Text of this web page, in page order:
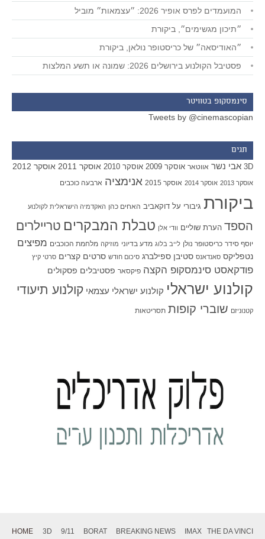
המועמדים לפרס אופיר 2026: ״עצמאות״ מוביל
״תיכון מגשימים״, ביקורת
״האודיסאה״ של כריסטופר נולאן, ביקורת
פסטיבל הקולנוע בירושלים 2026: שמונה או תשע המלצות
סינמסקופ בטוויטר
Tweets by @cinemascopian
תגים
3D אבי נשר אווטאר אוסקר 2009 אוסקר 2010 אוסקר 2011 אוסקר 2012
אוסקר 2013 אוסקר 2014 אוסקר 2015 אנימציה ארבעה כוכבים
ביקורת גיבורי על דוקאביב האחים כהן האקדמיה הישראלית לקולנוע
הספד הערת שוליים וודי אלן טבלת המבקרים טריילרים
יוסף סידר כריסטופר נולן לייב בלוג מדע בדיוני מוזיקה מלחמת הכוכבים מפיצים
נטפליקס סאנדאנס סטיבן ספילברג סיכום חודש סרטים קצרים סרטי קיץ
פודקאסט סינמסקופ הקצה פיקסאר פסטיבלים פסקולים
קולנוע ישראלי קולנוע ישראלי עצמאי קולנוע תיעודי
קטנוניזם שוברי קופות תסריטאות
HOME 3D 9/11 BORAT BREAKING NEWS IMAX
THE DA VINCI